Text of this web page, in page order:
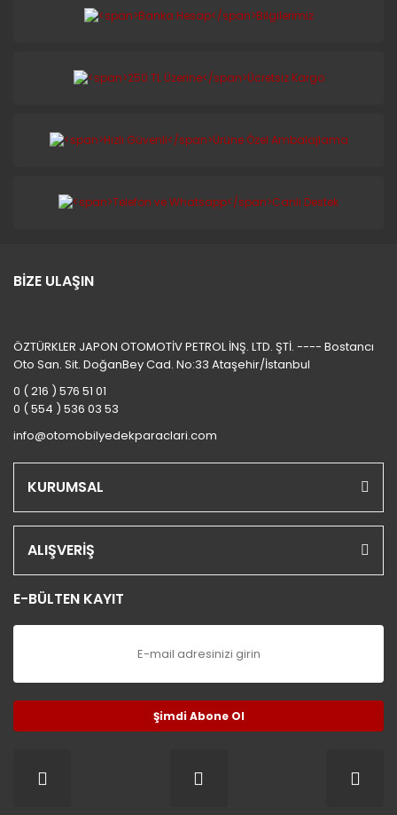
BİZE ULAŞIN
ÖZTÜRKLER JAPON OTOMOTİV PETROL İNŞ. LTD. ŞTİ. ---- Bostancı
Oto San. Sit. DoğanBey Cad. No:33 Ataşehir/İstanbul
0 ( 216 ) 576 51 01
0 ( 554 ) 536 03 53
info@otomobilyedekparaclari.com
KURUMSAL
ALIŞVERİŞ
E-BÜLTEN KAYIT
Şimdi Abone Ol